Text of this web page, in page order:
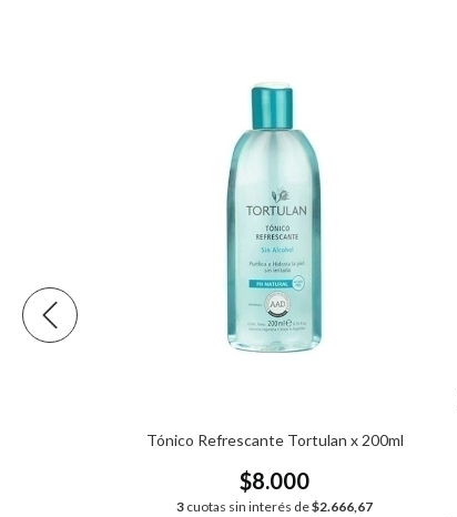
Tónico Refrescante Tortulan x 200ml
$8.000
3 cuotas sin interés de$2.666,67